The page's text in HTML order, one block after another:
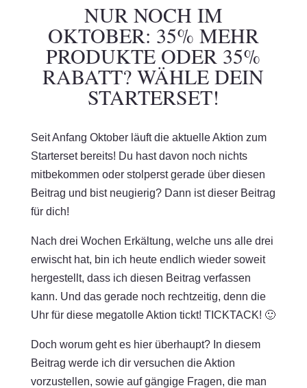
NUR NOCH IM
OKTOBER: 35% MEHR
PRODUKTE ODER 35%
RABATT? WÄHLE DEIN
STARTERSET!
Seit Anfang Oktober läuft die aktuelle Aktion zum
Starterset bereits! Du hast davon noch nichts
mitbekommen oder stolperst gerade über diesen
Beitrag und bist neugierig? Dann ist dieser Beitrag
für dich!
Nach drei Wochen Erkältung, welche uns alle drei
erwischt hat, bin ich heute endlich wieder soweit
hergestellt, dass ich diesen Beitrag verfassen
kann. Und das gerade noch rechtzeitig, denn die
Uhr für diese megatolle Aktion tickt! TICKTACK! 🙂
Doch worum geht es hier überhaupt? In diesem
Beitrag werde ich dir versuchen die Aktion
vorzustellen, sowie auf gängige Fragen, die man